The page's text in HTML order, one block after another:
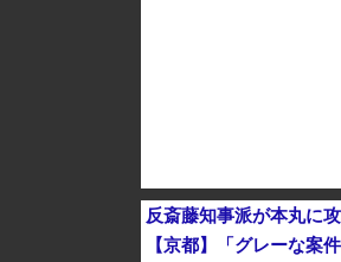
反斎藤知事派が本丸に
【京都】「グレーな